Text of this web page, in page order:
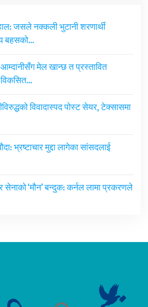
जसले नक्कली भुटानी शरणार्थी
बहसको…
मेल खान्छ त प्रस्तावित
विवादास्पद पोस्ट सेयर, टेक्सासमा
भ्रष्टाचार मुद्दा लागेका सांसदलाई
सेनाको ‘मौन’ बन्दुक: कर्नल लामा प्रकरणले